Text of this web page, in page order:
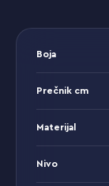
Boja
Prečnik cm
Materijal
Nivo